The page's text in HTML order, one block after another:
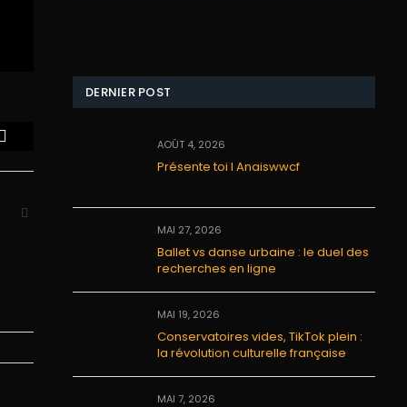
DERNIER POST
AOÛT 4, 2026
Présente toi I Anaiswwcf
MAI 27, 2026
Ballet vs danse urbaine : le duel des
recherches en ligne
MAI 19, 2026
Conservatoires vides, TikTok plein :
la révolution culturelle française
MAI 7, 2026